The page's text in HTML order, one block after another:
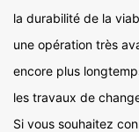
la durabilité de la
une opération très
encore plus
les travaux de
Si vous souhaitez